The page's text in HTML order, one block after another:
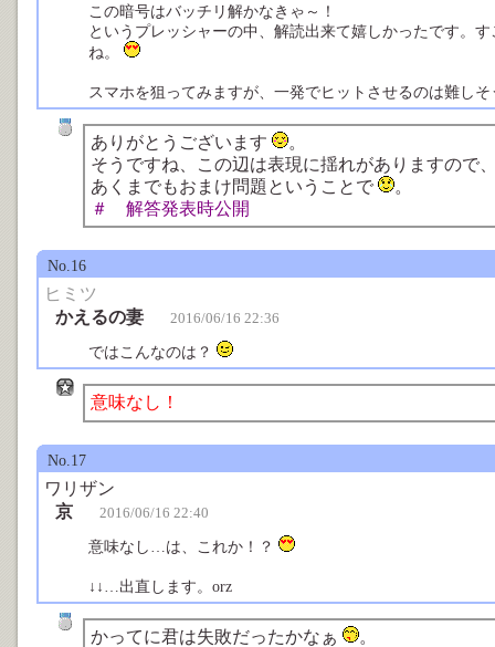
この暗号はバッチリ解かなきゃ～！
というプレッシャーの中、解読出来て嬉しかったです。
ね。
スマホを狙ってみますが、一発でヒットさせるのは難し
ありがとうございます
。
そうですね、この辺は表現に揺れがありますので
あくまでもおまけ問題ということで
。
＃ 解答発表時公開
No.16
ヒミツ
かえるの妻
2016/06/16 22:36
ではこんなのは？
意味なし！
No.17
ワリザン
京
2016/06/16 22:40
意味なし…は、これか！？
↓↓…出直します。orz
かってに君は失敗だったかなぁ
。